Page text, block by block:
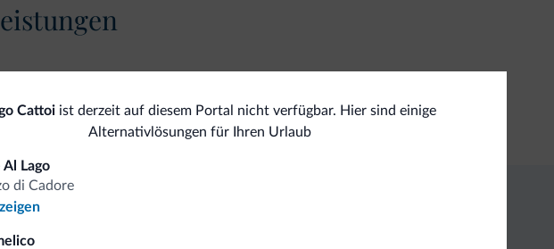
Tiere
Cattoi ist derzeit auf diesem Portal nicht verfügbar. Hier sind einige
Alternativlösungen für Ihren Urlaub
Al Lago
di Cadore